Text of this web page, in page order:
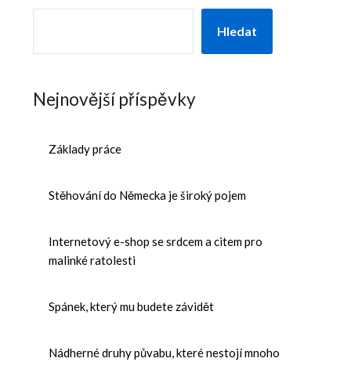
Hledat
Nejnovější příspěvky
Základy práce
Stěhování do Německa je široký pojem
Internetový e-shop se srdcem a citem pro
malinké ratolesti
Spánek, který mu budete závidět
Nádherné druhy půvabu, které nestojí mnoho